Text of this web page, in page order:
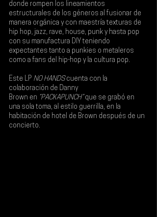
donde rompen los lineamientos
estructurales de los géneros al fusionar de
manera orgánica y con maestría texturas de
hip hop, jazz, rave, house, punk y hasta pop
con su manufactura DIY teniendo
expectantes tanto a punkies o metaleros
como a fans del hip-hop y la cultura pop.
Este LP NO HANDS cuenta con la
colaboración de Danny
Brown en “PACKAPUNCH” que se grabó en
una sola toma, al estilo guerrilla, en la
habitación de hotel de Brown después de un
concierto.